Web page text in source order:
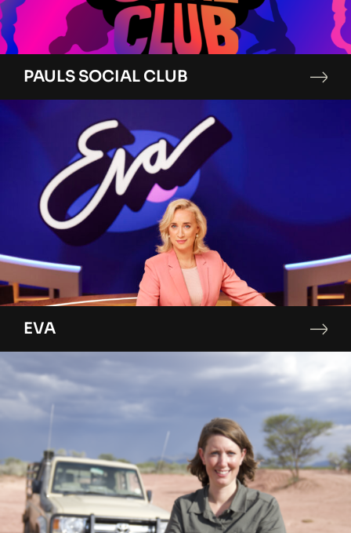
PAULS SOCIAL CLUB
EVA